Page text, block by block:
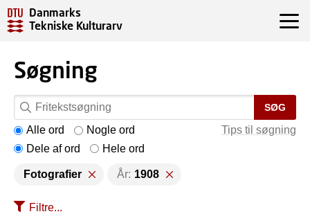
Danmarks
Tekniske Kulturarv
Søgning
SØG
Tips til søgning
Alle ord
Nogle ord
Dele af ord
Hele ord
Fotografier År: 1908
Filtre...